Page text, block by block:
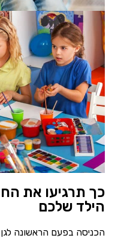
כך תרגיעו את
הילד שלכם
הכניסה בפעם הראשונה